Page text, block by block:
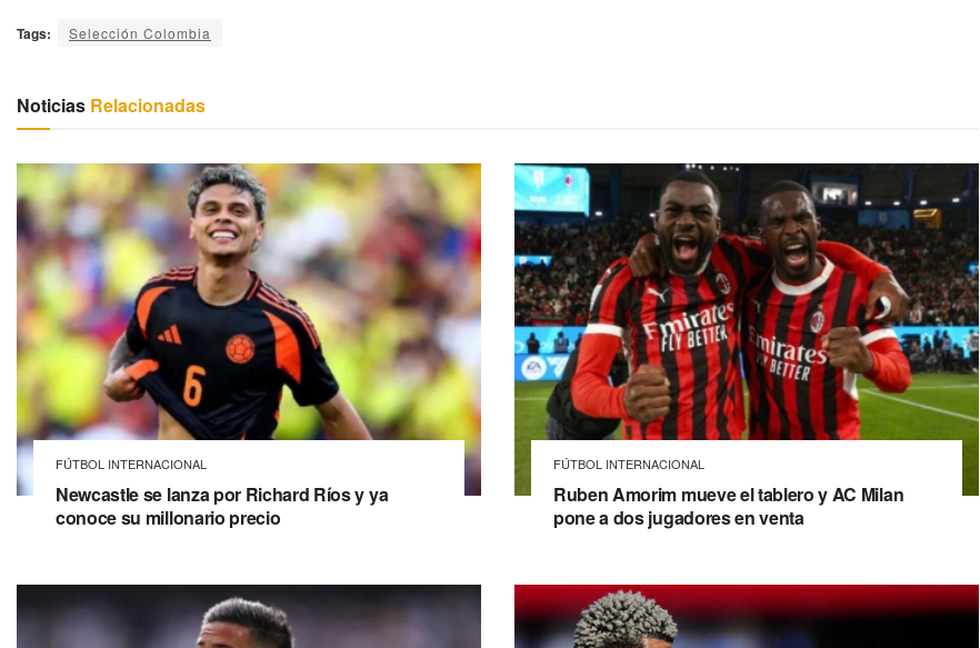
Tags: Selección Colombia
Noticias Relacionadas
FÚTBOL INTERNACIONAL
Newcastle se lanza por Richard Ríos y ya
conoce su millonario precio
FÚTBOL INTERNACIONAL
Ruben Amorim mueve el tablero y AC Milan
pone a dos jugadores en venta